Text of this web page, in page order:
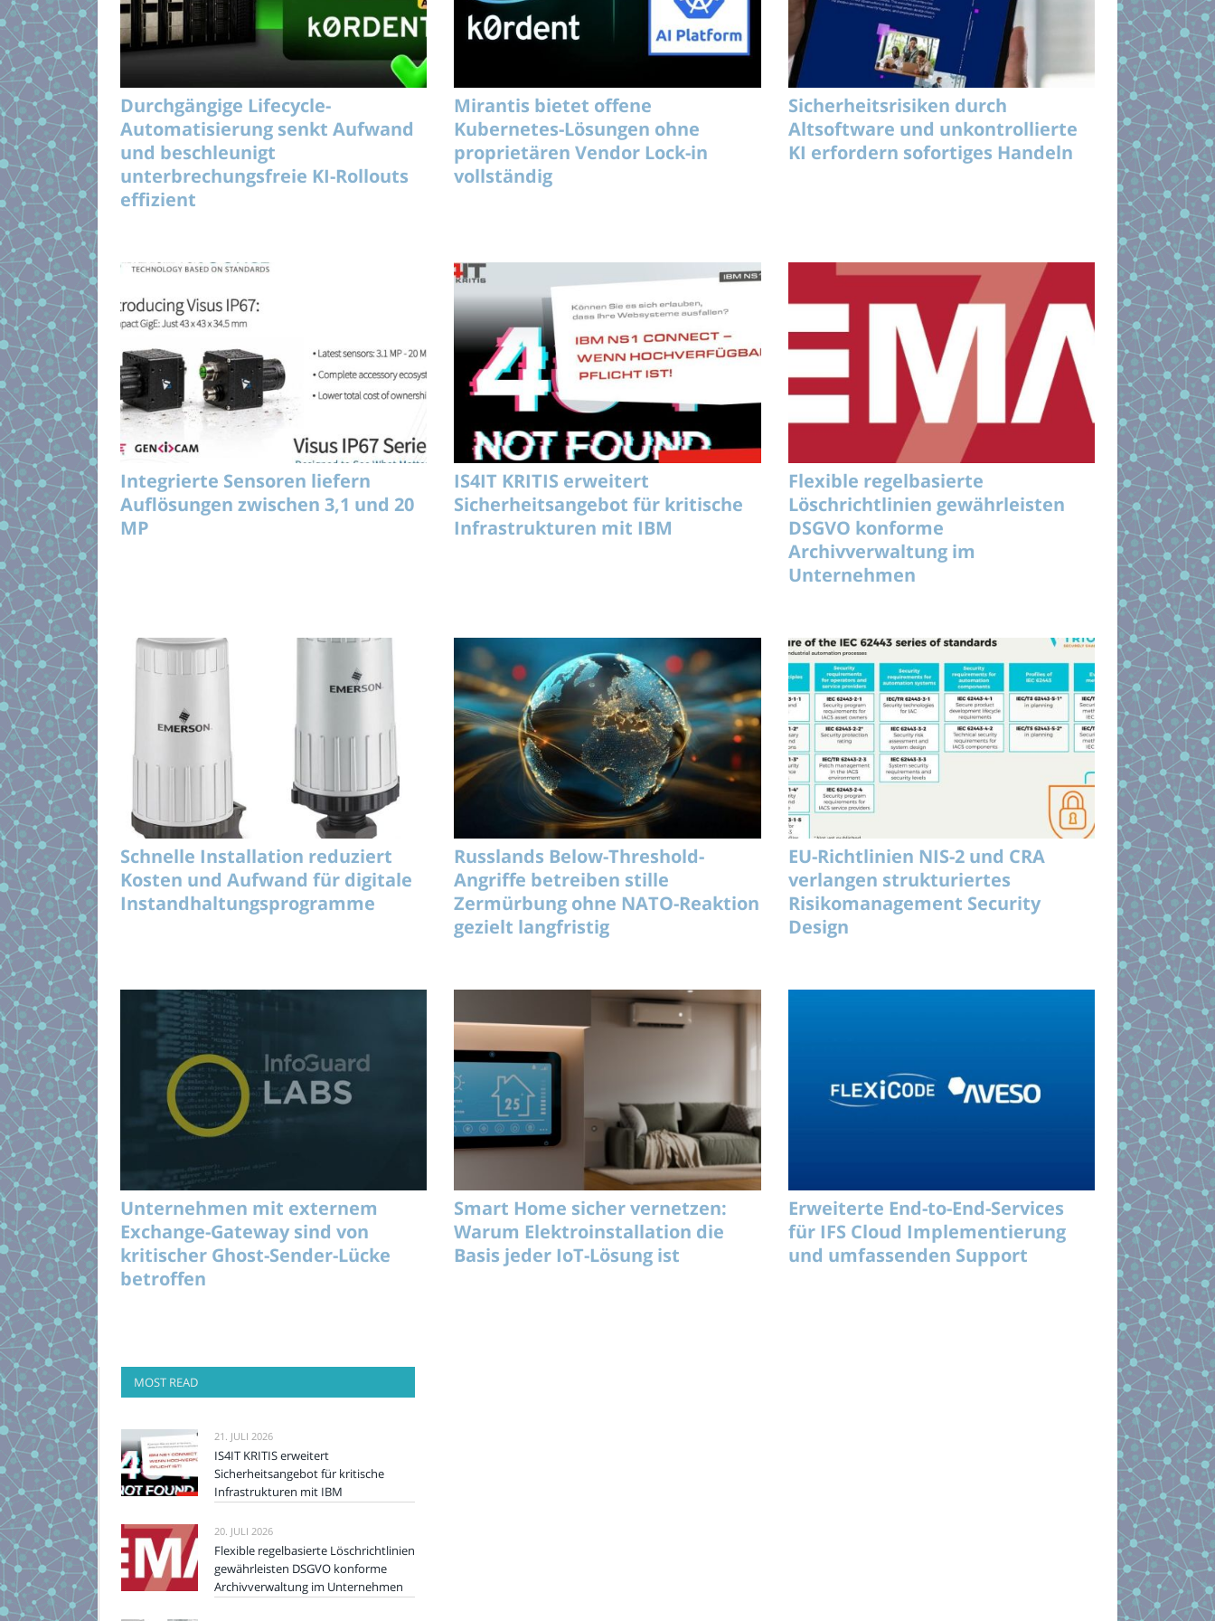
Durchgängige Lifecycle-
Automatisierung senkt Aufwand
und beschleunigt
unterbrechungsfreie KI-Rollouts
effizient
Mirantis bietet offene
Kubernetes-Lösungen ohne
proprietären Vendor Lock-in
vollständig
Sicherheitsrisiken durch
Altsoftware und unkontrollierte
KI erfordern sofortiges Handeln
Integrierte Sensoren liefern
Auflösungen zwischen 3,1 und 20
MP
IS4IT KRITIS erweitert
Sicherheitsangebot für kritische
Infrastrukturen mit IBM
Flexible regelbasierte
Löschrichtlinien gewährleisten
DSGVO konforme
Archivverwaltung im
Unternehmen
Schnelle Installation reduziert
Kosten und Aufwand für digitale
Instandhaltungsprogramme
Russlands Below-Threshold-
Angriffe betreiben stille
Zermürbung ohne NATO-Reaktion
gezielt langfristig
EU-Richtlinien NIS-2 und CRA
verlangen strukturiertes
Risikomanagement Security
Design
Unternehmen mit externem
Exchange-Gateway sind von
kritischer Ghost-Sender-Lücke
betroffen
Smart Home sicher vernetzen:
Warum Elektroinstallation die
Basis jeder IoT-Lösung ist
Erweiterte End-to-End-Services
für IFS Cloud Implementierung
und umfassenden Support
MOST READ
21. JULI 2026
IS4IT KRITIS erweitert
Sicherheitsangebot für kritische
Infrastrukturen mit IBM
20. JULI 2026
Flexible regelbasierte Löschrichtlinien
gewährleisten DSGVO konforme
Archivverwaltung im Unternehmen